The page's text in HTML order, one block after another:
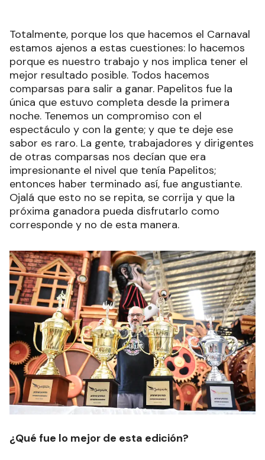
Totalmente, porque los que hacemos el Carnaval
estamos ajenos a estas cuestiones: lo hacemos
porque es nuestro trabajo y nos implica tener el
mejor resultado posible. Todos hacemos
comparsas para salir a ganar. Papelitos fue la
única que estuvo completa desde la primera
noche. Tenemos un compromiso con el
espectáculo y con la gente; y que te deje ese
sabor es raro. La gente, trabajadores y dirigentes
de otras comparsas nos decían que era
impresionante el nivel que tenía Papelitos;
entonces haber terminado así, fue angustiante.
Ojalá que esto no se repita, se corrija y que la
próxima ganadora pueda disfrutarlo como
corresponde y no de esta manera.
¿Qué fue lo mejor de esta edición?